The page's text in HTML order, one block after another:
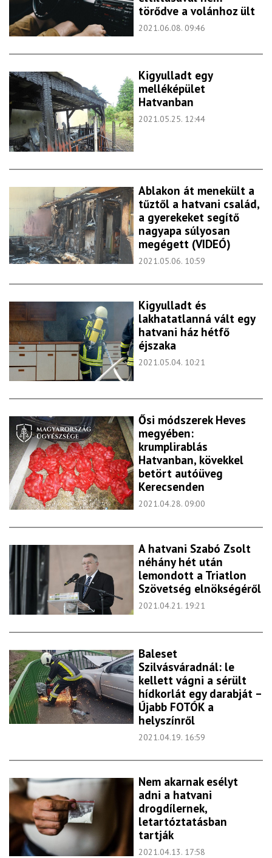
törődve a volánhoz ült
2021.06.08. 09:46
Kigyulladt egy
melléképület
Hatvanban
2021.05.25. 12:44
​Ablakon át menekült a
tűztől a hatvani család,
a gyerekeket segítő
nagyapa súlyosan
megégett (VIDEÓ)
2021.05.06. 10:59
Kigyulladt és
lakhatatlanná vált egy
hatvani ház hétfő
éjszaka
2021.05.04. 10:21
Ősi módszerek Heves
megyében:
krumplirablás
Hatvanban, kövekkel
betört autóüveg
Kerecsenden
2021.04.28. 09:00
A hatvani Szabó Zsolt
néhány hét után
lemondott a Triatlon
Szövetség elnökségéről
2021.04.21. 19:21
Baleset
Szilvásváradnál: le
kellett vágni a sérült
hídkorlát egy darabját –
Újabb FOTÓK a
helyszínről
2021.04.19. 16:59
Nem akarnak esélyt
adni a hatvani
drogdílernek,
letartóztatásban
tartják
2021.04.13. 17:58